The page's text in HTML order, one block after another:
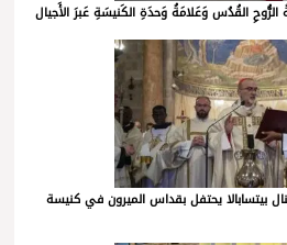
القُدُس وَعَلامَةُ وَحدَةِ الكَنيسَةِ عَبرَ الأَجيال
بيتسابالا يحتفل بقداس الميرون في كنيسة